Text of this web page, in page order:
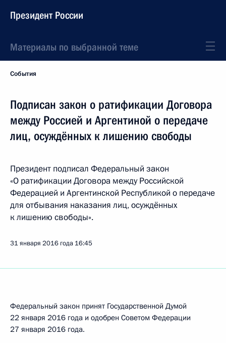
Президент России
Материалы по выбранной теме
События
Подписан закон о ратификации Договора
между Россией и Аргентиной о передаче
лиц, осуждённых к лишению свободы
Президент подписал Федеральный закон
«О ратификации Договора между Российской
Федерацией и Аргентинской Республикой о передаче
для отбывания наказания лиц, осуждённых
к лишению свободы».
31 января 2016 года 16:45
Федеральный закон принят Государственной Думой
22 января 2016 года и одобрен Советом Федерации
27 января 2016 года.